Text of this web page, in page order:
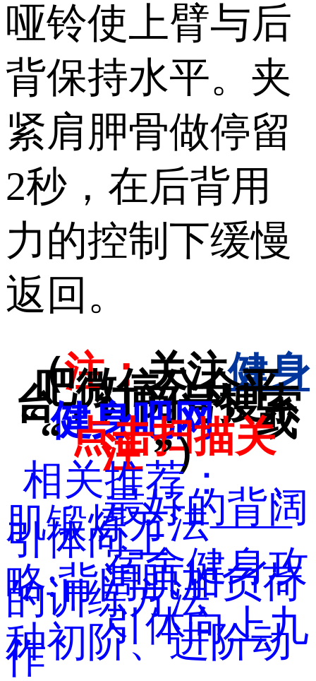
哑铃使上臂与后
背保持水平。夹
紧肩胛骨做停留
2秒，在后背用
力的控制下缓慢
返回。
（注：关注健身
吧微信公众平
台，订阅号搜索
“健身吧网” 或
“ 点击扫描关
注 ”）
相关推荐：
最好的背阔
肌锻炼方法——
引体向上
宿舍健身攻
略:背阔肌加负荷
的训练方法
引体向上九
种初阶、进阶动
作